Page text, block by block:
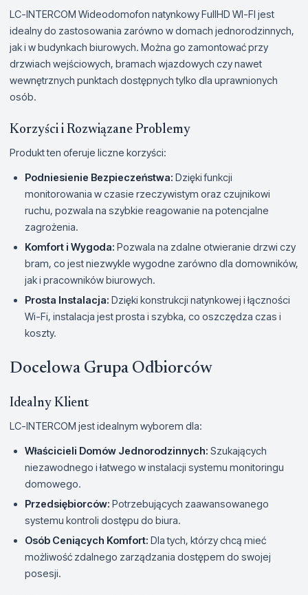
LC-INTERCOM Wideodomofon natynkowy FullHD WI-FI jest
idealny do zastosowania zarówno w domach jednorodzinnych,
jak i w budynkach biurowych. Można go zamontować przy
drzwiach wejściowych, bramach wjazdowych czy nawet
wewnętrznych punktach dostępnych tylko dla uprawnionych
osób.
Korzyści i Rozwiązane Problemy
Produkt ten oferuje liczne korzyści:
Podniesienie Bezpieczeństwa: Dzięki funkcji
monitorowania w czasie rzeczywistym oraz czujnikowi
ruchu, pozwala na szybkie reagowanie na potencjalne
zagrożenia.
Komfort i Wygoda: Pozwala na zdalne otwieranie drzwi czy
bram, co jest niezwykle wygodne zarówno dla domowników,
jak i pracowników biurowych.
Prosta Instalacja: Dzięki konstrukcji natynkowej i łączności
Wi-Fi, instalacja jest prosta i szybka, co oszczędza czas i
koszty.
Docelowa Grupa Odbiorców
Idealny Klient
LC-INTERCOM jest idealnym wyborem dla:
Właścicieli Domów Jednorodzinnych: Szukających
niezawodnego i łatwego w instalacji systemu monitoringu
domowego.
Przedsiębiorców: Potrzebujących zaawansowanego
systemu kontroli dostępu do biura.
Osób Ceniących Komfort: Dla tych, którzy chcą mieć
możliwość zdalnego zarządzania dostępem do swojej
posesji.